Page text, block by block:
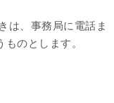
は、事務局に電話ま
のとします。